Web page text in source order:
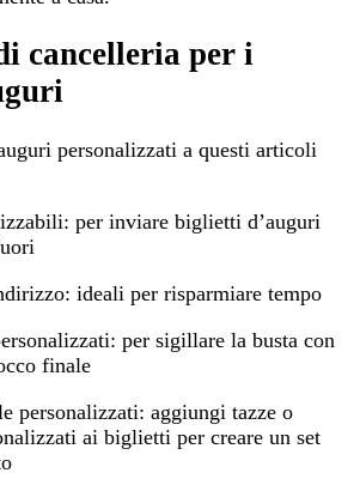
cancelleria per i
personalizzati a questi articoli
per inviare biglietti d’auguri
ideali per risparmiare tempo
per sigillare la busta con
finale
personalizzati: aggiungi tazze o
ai biglietti per creare un set